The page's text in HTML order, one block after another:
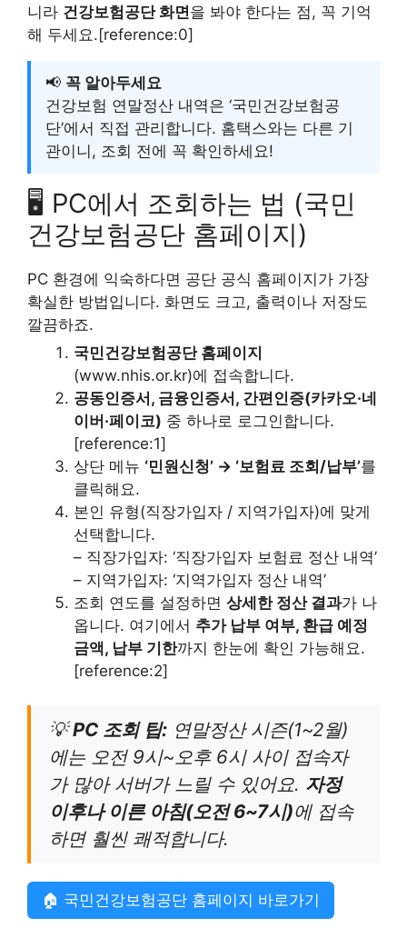
니라 건강보험공단 화면을 봐야 한다는 점, 꼭 기억
해 두세요.[reference:0]
📢 꼭 알아두세요
건강보험 연말정산 내역은 ‘국민건강보험공
단’에서 직접 관리합니다. 홈택스와는 다른 기
관이니, 조회 전에 꼭 확인하세요!
🖥️ PC에서 조회하는 법 (국민
건강보험공단 홈페이지)
PC 환경에 익숙하다면 공단 공식 홈페이지가 가장
확실한 방법입니다. 화면도 크고, 출력이나 저장도
깔끔하죠.
국민건강보험공단 홈페이지
(www.nhis.or.kr)에 접속합니다.
공동인증서, 금융인증서, 간편인증(카카오·네
이버·페이코) 중 하나로 로그인합니다.
[reference:1]
상단 메뉴 ‘민원신청’ → ‘보험료 조회/납부’를
클릭해요.
본인 유형(직장가입자 / 지역가입자)에 맞게
선택합니다.
– 직장가입자: ‘직장가입자 보험료 정산 내역’
– 지역가입자: ‘지역가입자 정산 내역’
조회 연도를 설정하면 상세한 정산 결과가 나
옵니다. 여기에서 추가 납부 여부, 환급 예정
금액, 납부 기한까지 한눈에 확인 가능해요.
[reference:2]
💡PC 조회 팁: 연말정산 시즌(1~2월)
에는 오전 9시~오후 6시 사이 접속자
가 많아 서버가 느릴 수 있어요. 자정
이후나 이른 아침(오전 6~7시)에 접속
하면 훨씬 쾌적합니다.
🏠 국민건강보험공단 홈페이지 바로가기